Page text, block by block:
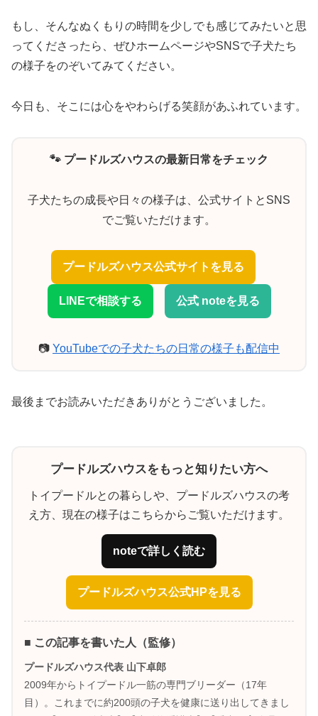
もし、そんなぬくもりの時間を少しでも感じてみたいと思
ってくださったら、ぜひホームページやSNSで子犬たち
の様子をのぞいてみてください。
今日も、そこには心をやわらげる笑顔があふれています。
🐾 プードルズハウスの最新日常をチェック
子犬たちの成長や日々の様子は、公式サイトとSNS
でご覧いただけます。
プードルズハウス公式サイトを見る
LINEで相談する 公式 noteを見る
📷 YouTubeでの子犬たちの日常の様子も配信中
最後までお読みいただきありがとうございました。
プードルズハウスをもっと知りたい方へ
トイプードルとの暮らしや、プードルズハウスの考
え方、現在の様子はこちらからご覧いただけます。
noteで詳しく読む
プードルズハウス公式HPを見る
■ この記事を書いた人（監修）
プードルズハウス代表 山下卓郎
2009年からトイプードル一筋の専門ブリーダー（17年
目）。これまでに約200頭の子犬を健康に送り出してきまし